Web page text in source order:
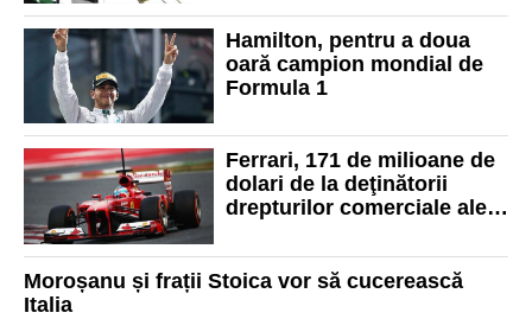
încălzire electrice
Hamilton, pentru a doua
oară campion mondial de
Formula 1
Ferrari, 171 de milioane de
dolari de la deţinătorii
drepturilor comerciale ale
Moroșanu și frații Stoica vor să cucerească
Italia